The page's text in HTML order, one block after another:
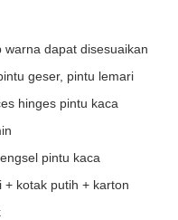
warna dapat disesuaikan
geser, pintu lemari
hinges pintu kaca
pintu kaca
+ kotak putih + karton